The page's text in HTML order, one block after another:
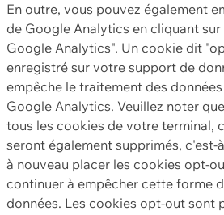
En outre, vous pouvez également
de Google Analytics en cliquant
Google Analytics". Un cookie dit
enregistré sur votre support de
empêche le traitement des
Google Analytics. Veuillez noter
tous les cookies de votre terminal,
seront également supprimés, c'est-
à nouveau placer les cookies opt-
continuer à empêcher cette forme
données. Les cookies opt-out sont